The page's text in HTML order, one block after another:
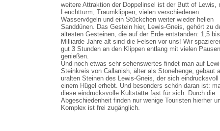
weitere Attraktion der Doppelinsel ist der Butt of Lewis,
Leuchtturm, Traumklippen, vielen verschiedenen
Wasservögeln und ein Stückchen weiter wieder hellen
Sanddünen. Das Gestein hier, Lewis-Gneis, gehört zu
ältesten Gesteinen, die auf der Erde entstanden: 1,5
Milliarde Jahre alt sind die Felsen vor uns! Wir
gut 3 Stunden an den Klippen entlang mit vielen
genießen.
Und noch etwas sehr sehenswertes findet man auf
Steinkreis von Callanish, älter als Stonehenge, gebaut
uralten Steinen des Lewis-Gneis, der sich eindrucksvoll
einem Hügel erhebt. Und besonders schön daran ist:
diese eindrucksvolle Kultstätte fast für sich. Durch die
Abgeschiedenheit finden nur wenige Touristen hierher
Komplex ist frei zugänglich.